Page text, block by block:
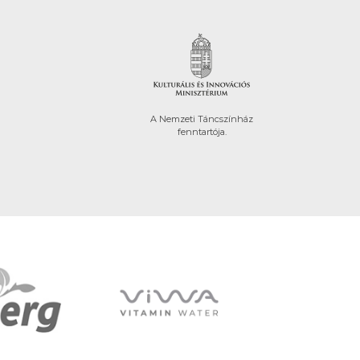
A Nemzeti Táncszínház
fenntartója.